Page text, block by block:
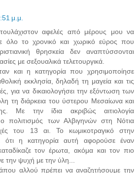
μ.μ.
αφελές από μέρους μου να
όλο το χρονικό και χωρικό εύρος που
θρησκεία δεν αναπτύσσονται
με σεξουαλικά τελετουργικά.
και η κατηγορία που χρησιμοποίησε
εκκλησία, δηλαδή τη μαγεία και τις
για να δικαιολογήσει την εξόντωση των
τη διάρκεια του ύστερου Μεσαίωνα και
Με την ίδια ακριβώς αιτιολογία
πολιτισμός των Αλβιγηνών στη Νότια
του 13 αι. Το κωμικοτραγικό στην
ότι η κατηγορία αυτή αφορούσε έναν
τον έρωτα, ακόμα και τον πιο
την ψυχή με την ύλη...
αλλού πρέπει να αναζητήσουμε την